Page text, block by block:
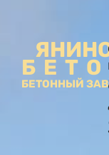
БЕТОННЫЙ